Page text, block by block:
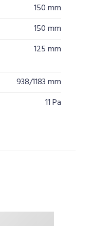
150 mm
150 mm
125 mm
938/1183 mm
11 Pa